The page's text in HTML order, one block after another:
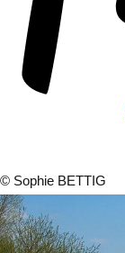
© Sophie BETTIG